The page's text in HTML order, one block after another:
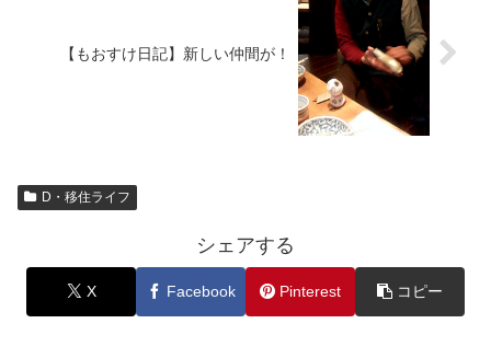
【もおすけ日記】新しい仲間が！
D・移住ライフ
シェアする
X Facebook Pinterest コピー